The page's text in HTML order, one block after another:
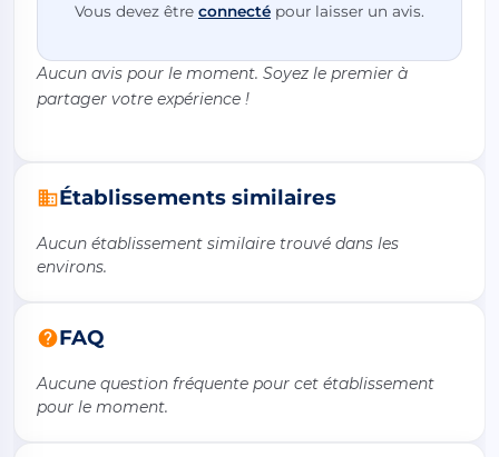
Vous devez être connecté pour laisser un avis.
Aucun avis pour le moment. Soyez le premier à
partager votre expérience !
Établissements similaires
Aucun établissement similaire trouvé dans les
environs.
FAQ
Aucune question fréquente pour cet établissement
pour le moment.